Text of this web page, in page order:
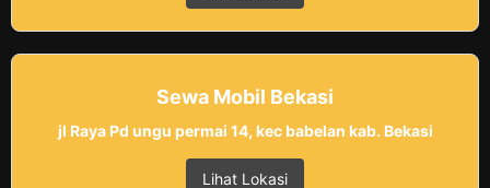
Sewa Mobil Bekasi
jl Raya Pd ungu permai 14, kec babelan kab. Bekasi
Lihat Lokasi